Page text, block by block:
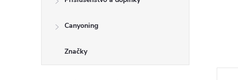
Canyoning
Značky